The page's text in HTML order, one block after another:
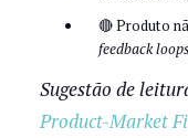
🔴 Produto
feedback loops
Sugestão de
Product-Market